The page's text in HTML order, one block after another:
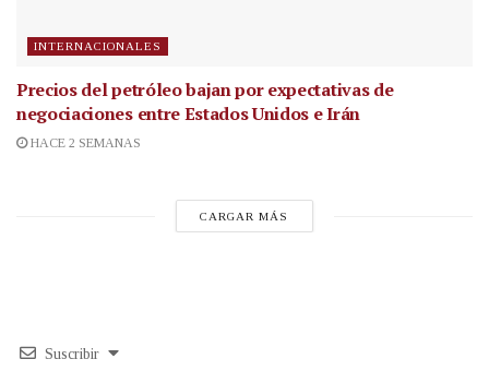
INTERNACIONALES
Precios del petróleo bajan por expectativas de
negociaciones entre Estados Unidos e Irán
HACE 2 SEMANAS
CARGAR MÁS
Suscribir